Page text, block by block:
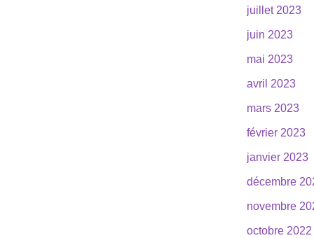
juillet 2023
juin 2023
mai 2023
avril 2023
mars 2023
février 2023
janvier 2023
décembre
novembre
octobre 2022